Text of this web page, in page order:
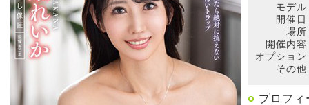
モデル
開催
場所
開催内容
オプション
その他
プロフィ